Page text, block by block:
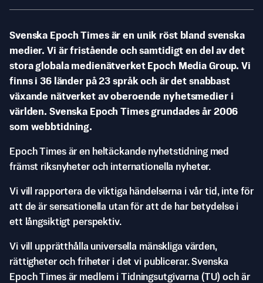
Svenska Epoch Times är en unik röst bland svenska
medier. Vi är fristående och samtidigt en del av det
stora globala medienätverket Epoch Media Group. Vi
finns i 36 länder på 23 språk och är det snabbast
växande nätverket av oberoende nyhetsmedier i
världen. Svenska Epoch Times grundades år 2006
som webbtidning.
Epoch Times är en heltäckande nyhetstidning med
främst riksnyheter och internationella nyheter.
Vi vill rapportera de viktiga händelserna i vår tid, inte för
att de är sensationella utan för att de har betydelse i
ett långsiktigt perspektiv.
Vi vill upprätthålla universella mänskliga värden,
rättigheter och friheter i det vi publicerar. Svenska
Epoch Times är medlem i Tidningsutgivarna (TU) och är